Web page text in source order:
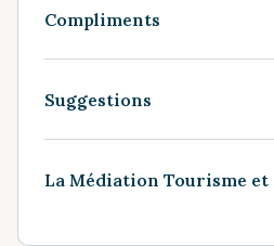
Compliments
Suggestions
La Médiation Tourisme et